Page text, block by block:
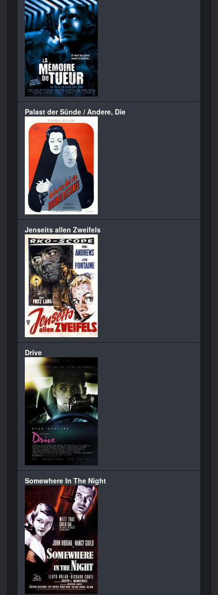
Palast der Sünde / Andere, Die
Jenseits allen Zweifels
Drive
Somewhere In The Night